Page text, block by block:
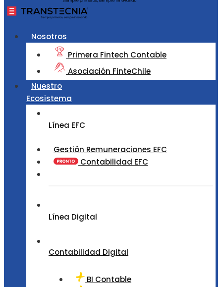
Nosotros
Primera Fintech Contable
Asociación FinteChile
Nuestro
Ecosistema
Línea EFC
Gestión Remuneraciones EFC
Contabilidad EFC
Línea Digital
Contabilidad Digital
BI Contable